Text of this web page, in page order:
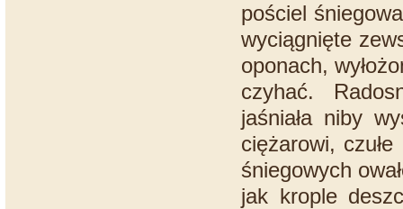
pościel
wyciągnięte
oponach,
czyhać.
jaśniała niby
ciężarowi,
śniegowych
jak krople